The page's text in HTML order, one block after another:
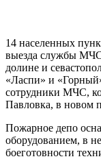
14 населенных
выезда службы
долине и
«Ласпи» и
сотрудники МЧС,
Павловка, в новом
Пожарное депо
оборудованием, в
боеготовности